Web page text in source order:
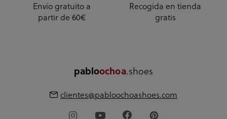
Envío gratuito a
partir de 60€
Recogida en tienda
gratis
pabloochoa.shoes
clientes@pabloochoashoes.com